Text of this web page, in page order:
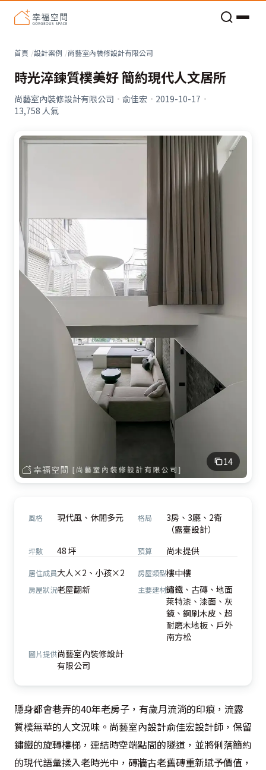
首頁 設計案例 尚藝室內裝修設計有限公司
時光淬鍊質樸美好 簡約現代人文居所
尚藝室內裝修設計有限公司 · 俞佳宏 · 2019-10-17 ·
13,758 人氣
14
風格 現代風、休閒多元 格局
3房、3廳、2衛
（露臺設計）
坪數 48 坪 預算 尚未提供
居住成員大人×2、小孩×2 房屋類型樓中樓
房屋狀況老屋翻新 主要建材鏽鐵、古磚、地面
萊特漆、漆面、灰
鏡、鋼刷木皮、超
耐磨木地板、戶外
南方松
圖片提供尚藝室內裝修設計
有限公司
隱身都會巷弄的40年老房子，有歲月流淌的印痕，流露
質樸無華的人文況味。尚藝室內設計俞佳宏設計師，保留
鏽鐵的旋轉樓梯，連結時空端點間的隧道，並將俐落簡約
的現代語彙揉入老時光中，磚牆古老舊磚重新賦予價值，